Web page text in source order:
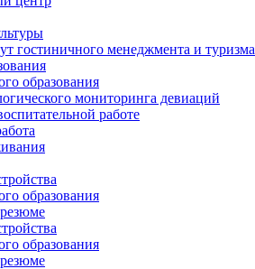
гостиничного менеджмента и туризма
образования
мониторинга девиаций
работе
образования
образования